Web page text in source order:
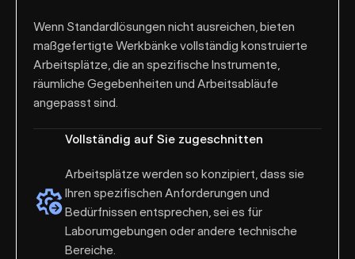
Wenn Standardlösungen nicht ausreichen, bieten
maßgefertigte Werkbänke vollständig konstruierte
Arbeitsplätze, die an spezifische Instrumente,
räumliche Gegebenheiten und Arbeitsabläufe
angepasst sind.
Vollständig auf Sie zugeschnitten
Arbeitsplätze werden so konzipiert, dass sie
Ihren spezifischen Anforderungen und
Bedürfnissen entsprechen, sei es für
Laborumgebungen oder andere technische
Bereiche.